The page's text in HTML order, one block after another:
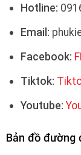
Hotline:
Email:
Facebook:
Tiktok:
Youtube:
Bản đồ đường